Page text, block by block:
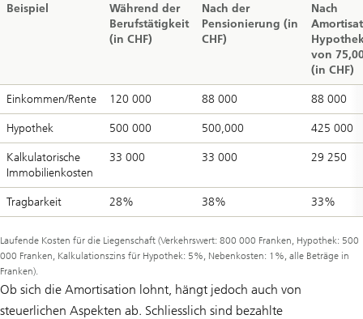
Beispiel
Während der
Berufstätigkeit
(in CHF)
Nach der
Pensionierung (in
CHF)
Nach
von
(in CHF)
Einkommen/Rente 120 000 88 000 88 000
Hypothek 500 000 500,000 425 000
Kalkulatorische
Immobilienkosten
33 000 33 000 29 250
Tragbarkeit 28% 38% 33%
Laufende Kosten für die Liegenschaft (Verkehrswert: 800 000 Franken, Hypothek: 500
000 Franken, Kalkulationszins für Hypothek: 5%, Nebenkosten: 1%, alle Beträge in
Franken).
Ob sich die Amortisation lohnt, hängt jedoch auch von
steuerlichen Aspekten ab. Schliesslich sind bezahlte